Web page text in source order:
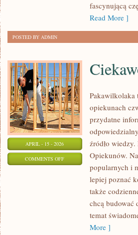
fascynującą
Read More ]
POSTED BY ADMIN
APRIL - 15 - 2026
COMMENTS OFFON
CIEKAWOSTKI
Pakawilkolaka
opiekunach
przydatne
źródło
Opiekunów.
popularnych i
lepiej poznać
także
chcą budować
temat
More ]